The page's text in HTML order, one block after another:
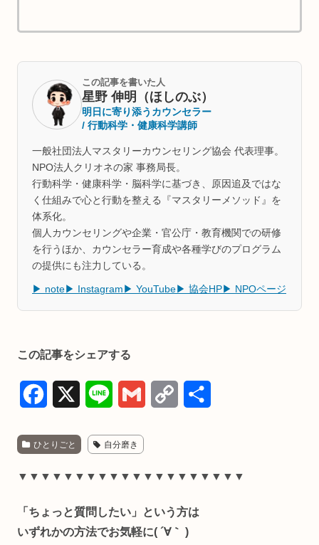
この記事を書いた人
星野 伸明（ほしのぶ）
明日に寄り添うカウンセラー
/ 行動科学・健康科学講師
一般社団法人マスタリーカウンセリング協会 代表理事。
NPO法人クリオネの家 事務局長。
行動科学・健康科学・脳科学に基づき、原因追及ではな
く仕組みで心と行動を整える『マスタリーメソッド』を
体系化。
個人カウンセリングや企業・官公庁・教育機関での研修
を行うほか、カウンセラー育成や各種学びのプログラム
の提供にも注力している。
▶ note ▶ Instagram ▶ YouTube ▶ 協会HP ▶ NPOページ
この記事をシェアする
c
e
o
n
e i y
L
i
ひとりごと 自分磨き
▼▼▼▼▼▼▼▼▼▼▼▼▼▼▼▼▼▼▼▼
「ちょっと質問したい」という方は
いずれかの方法でお気軽に( ´∀｀ )